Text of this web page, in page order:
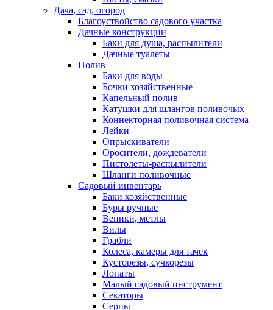
Дача, сад, огород
Благоуствойство садового участка
Дачные конструкции
Баки для душа, распылители
Дачные туалеты
Полив
Баки для воды
Бочки хозяйственные
Капельный полив
Катушки для шлангов поливочых
Коннекторная поливочная система
Лейки
Опрыскиватели
Оросители, дождеватели
Пистолеты-распылители
Шланги поливочные
Садовый инвентарь
Баки хозяйственные
Буры ручные
Веники, метлы
Вилы
Грабли
Колеса, камеры для тачек
Кусторезы, сучкорезы
Лопаты
Малый садовый инструмент
Секаторы
Серпы